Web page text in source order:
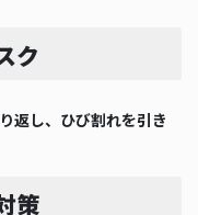
ク
返し、ひび割れを引き
策